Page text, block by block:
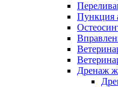
Пункция
Дренаж